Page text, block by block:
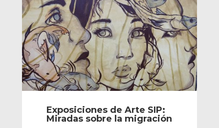
Exposiciones de Arte SIP:
Miradas sobre la migración